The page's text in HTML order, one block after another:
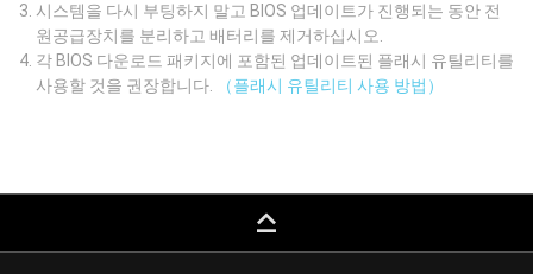
시스템을 다시 부팅하지 말고 BIOS 업데이트가 진행되는 동안 전
원공급장치를 분리하고 배터리를 제거하십시오.
각 BIOS 다운로드 패키지에 포함된 업데이트된 플래시 유틸리티를
사용할 것을 권장합니다.
（플래시 유틸리티 사용 방법）
keyboard_capslock